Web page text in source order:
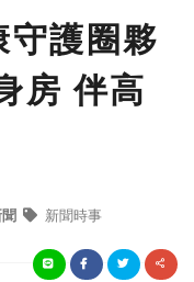
護圈夥
房 伴高
新聞時事